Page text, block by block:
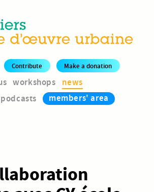
Contribute Make a donation
workshops
news
podcasts members' area